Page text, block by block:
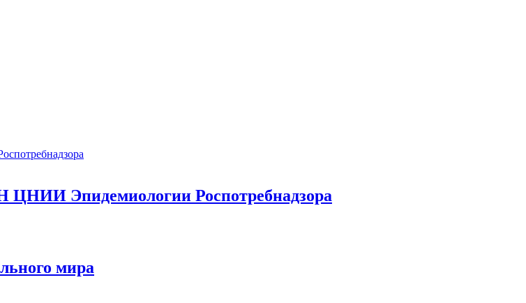
ЦНИИ Эпидемиологии Роспотребнадзора
мира